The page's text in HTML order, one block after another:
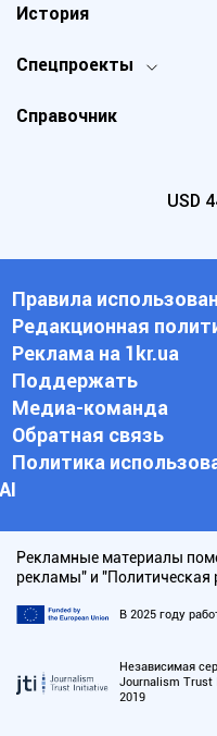
Спецпроекты
История
Справочник
USD
Правила
Редакционная
Реклама на 1kr.ua
Поддержать
Медиа-команда
Обратная связь
Политика
АI
Рекламные материалы
рекламы" и "Политическая
В 2025 году
Независимая
Journalism Trust
2019